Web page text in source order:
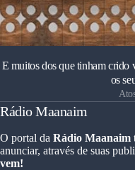
E muitos dos que tinham crido
os
Rádio Maanaim
O portal da Rádio Maanaim
anunciar, através de suas
vem!